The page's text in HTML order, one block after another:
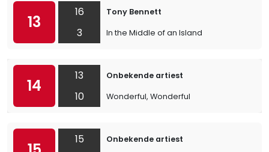
13
16
3
Tony Bennett
In the Middle of an Island
14
13
10
Onbekende artiest
Wonderful, Wonderful
15
Onbekende artiest